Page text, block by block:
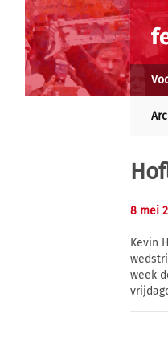
8 mei
Kevin
week